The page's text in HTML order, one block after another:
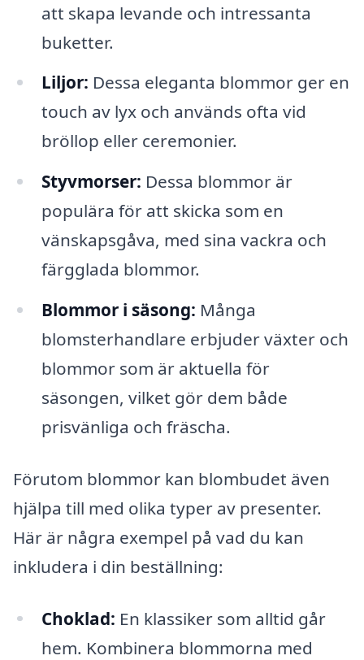
att skapa levande och intressanta
buketter.
Liljor: Dessa eleganta blommor ger en
touch av lyx och används ofta vid
bröllop eller ceremonier.
Styvmorser: Dessa blommor är
populära för att skicka som en
vänskapsgåva, med sina vackra och
färgglada blommor.
Blommor i säsong: Många
blomsterhandlare erbjuder växter och
blommor som är aktuella för
säsongen, vilket gör dem både
prisvänliga och fräscha.
Förutom blommor kan blombudet även
hjälpa till med olika typer av presenter.
Här är några exempel på vad du kan
inkludera i din beställning:
Choklad: En klassiker som alltid går
hem. Kombinera blommorna med